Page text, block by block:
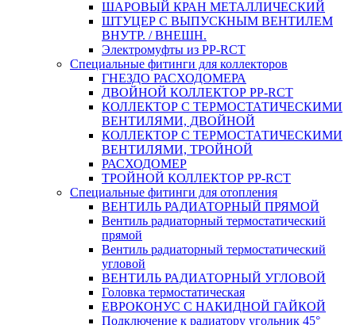
ШАРОВЫЙ КРАН МЕТАЛЛИЧЕСКИЙ
ШТУЦЕР С ВЫПУСКНЫМ ВЕНТИЛЕМ
ВНУТР. / ВНЕШН.
Электромуфты из PP-RCT
Специальные фитинги для коллекторов
ГНЕЗДО РАСХОДОМЕРА
ДВОЙНОЙ КОЛЛЕКТОР PP-RCT
КОЛЛЕКТОР С ТЕРМОСТАТИЧЕСКИМИ
ВЕНТИЛЯМИ, ДВОЙНОЙ
КОЛЛЕКТОР С ТЕРМОСТАТИЧЕСКИМИ
ВЕНТИЛЯМИ, ТРОЙНОЙ
РАСХОДОМЕР
ТРОЙНОЙ КОЛЛЕКТОР PP-RCT
Специальные фитинги для отопления
ВЕНТИЛЬ РАДИАТОРНЫЙ ПРЯМОЙ
Вентиль радиаторный термостатический
прямой
Вентиль радиаторный термостатический
угловой
ВЕНТИЛЬ РАДИАТОРНЫЙ УГЛОВОЙ
Головка термостатическая
ЕВРОКОНУС С НАКИДНОЙ ГАЙКОЙ
Подключение к радиатору угольник 45°